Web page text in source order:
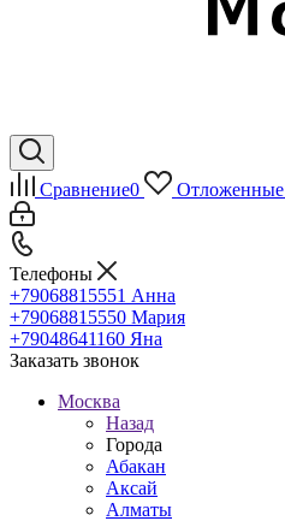
Сравнение0 Отложенные
Телефоны
+79068815551 Анна
+79068815550 Мария
+79048641160 Яна
Заказать звонок
Москва
Назад
Города
Абакан
Аксай
Алматы